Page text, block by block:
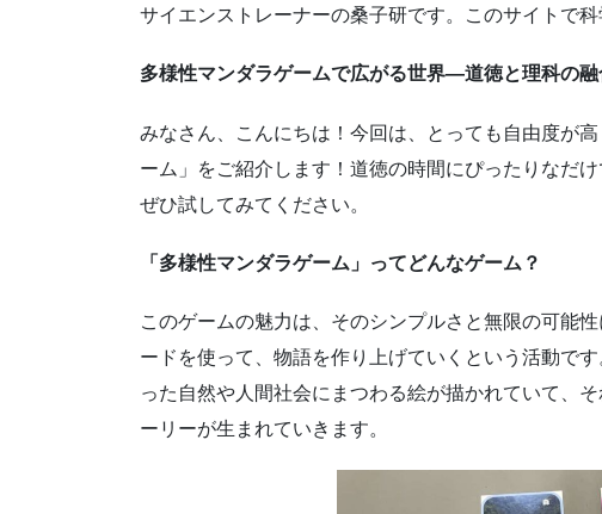
サイエンストレーナーの桑子研です。このサイトで科
多様性マンダラゲームで広がる世界―道徳と理科の融
みなさん、こんにちは！ 今回は、とっても自由度が
ーム」をご紹介します！道徳の時間にぴったりなだ
ぜひ試してみてください。
「多様性マンダラゲーム」ってどんなゲーム？
このゲームの魅力は、そのシンプルさと無限の可能
ードを使って、物語を作り上げていくという活動で
った自然や人間社会にまつわる絵が描かれていて、
ーリーが生まれていきます。